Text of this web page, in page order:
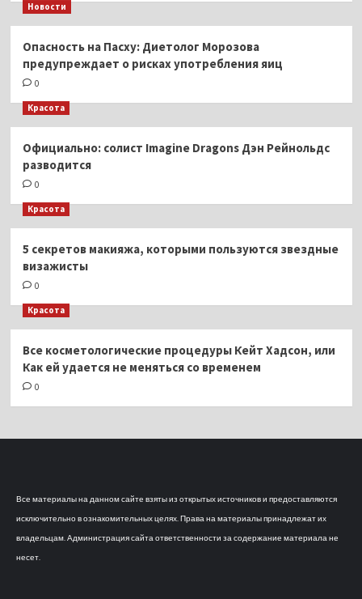
Новости
Опасность на Пасху: Диетолог Морозова
предупреждает о рисках употребления яиц
0
Красота
Официально: солист Imagine Dragons Дэн Рейнольдс
разводится
0
Красота
5 секретов макияжа, которыми пользуются звездные
визажисты
0
Красота
Все косметологические процедуры Кейт Хадсон, или
Как ей удается не меняться со временем
0
Все материалы на данном сайте взяты из открытых источников и предоставляются
исключительно в ознакомительных целях. Права на материалы принадлежат их
владельцам. Администрация сайта ответственности за содержание материала не
несет.